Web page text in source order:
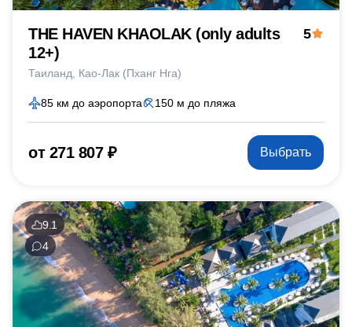
THE HAVEN KHAOLAK (only adults
12+)
Таиланд Као-Лак (Пханг Нга)
5
85 км до аэропорта 150 м до пляжа
от 271 807 ₽ Выбрать
9.1
4